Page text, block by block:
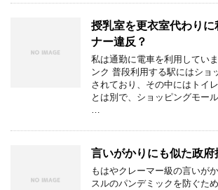
授乳室を更衣室代わりに
ナー違反？
私は通勤に電車を利用してい
ンク 普段利用する駅にはショ
されており、その中にはトイ
とは別で、ショッピングモー
…
言いがかりにも似た政府
もはやクレーマー級の言いが
スルのパンデミックを防ぐた